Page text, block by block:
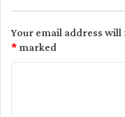
Your email address will
marked
*